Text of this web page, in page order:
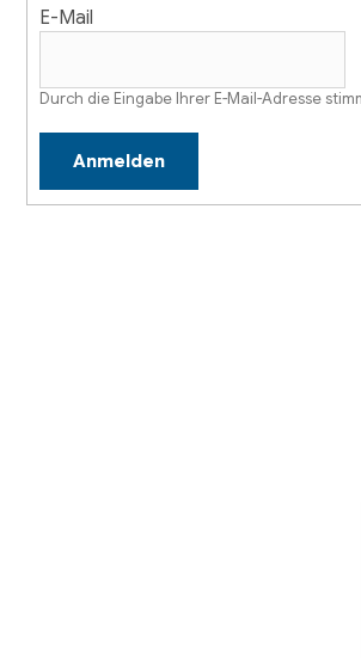
E-Mail
Durch die Eingabe Ihrer E-Mail-Adresse
Anmelden